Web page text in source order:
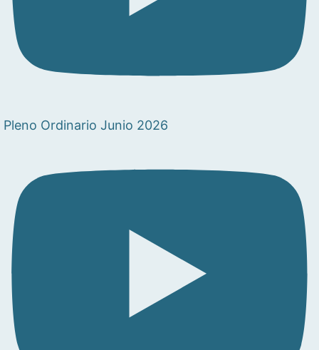
Pleno Ordinario Junio 2026